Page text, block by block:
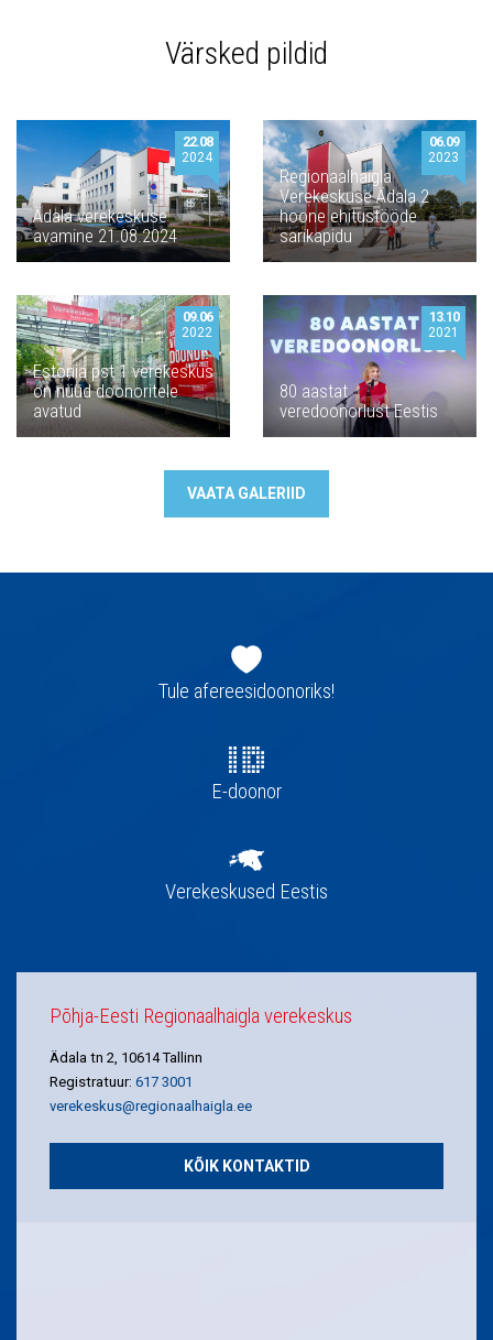
Värsked pildid
Ädala verekeskuse
avamine 21.08.2024
22.08
2024
Regionaalhaigla
Verekeskuse Ädala 2
hoone ehitustööde
sarikapidu
06.09
2023
Estonia pst 1 verekeskus
on nüüd doonoritele
avatud
09.06
2022
80 aastat
veredoonorlust Eestis
13.10
2021
VAATA GALERIID
navigatsioonTule afereesidoonoriks!
E-doonor
Verekeskused Eestis
Põhja-Eesti Regionaalhaigla verekeskus
Ädala tn 2, 10614 Tallinn
Registratuur: 617 3001
verekeskus@regionaalhaigla.ee
KÕIK KONTAKTID